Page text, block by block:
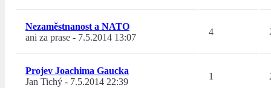
Nezaměstnanost a NATO
ani za prase - 7.5.2014 13:07
4
Projev Joachima Gaucka
Jan Tichý - 7.5.2014 22:39
1